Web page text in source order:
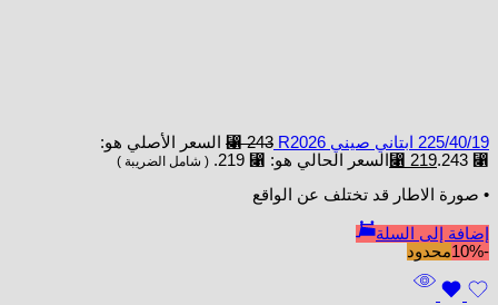
225/40/19 ابتاني صيني R2026 ⃁243
السعر الأصلي هو:
⃁ 243.
⃁ 219 السعر الحالي هو: ⃁ 219. ( شامل الضريبة )
• صورة الاطار قد تختلف عن الواقع
إضافة إلى السلة
-10%
محدود